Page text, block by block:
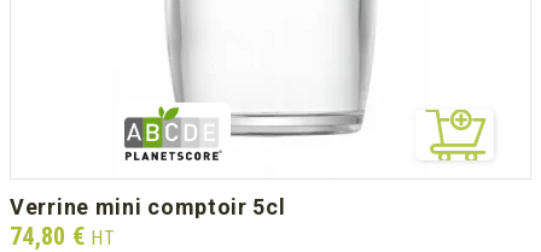
verrine mini comptoir 5cl
Prix
74,80 € HT